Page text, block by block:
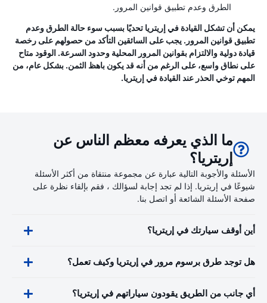
الطرق وعدم تطبيق قوانين المرور.
يمكن أن تشكل القيادة في إريتريا تحديًا بسبب سوء حالة الطرق وعدم
تطبيق قوانين المرور. يجب على السائقين التأكد من حصولهم على رخصة
قيادة دولية والالتزام بقوانين المرور المحلية وحدود السرعة. الوقود متاح
على نطاق واسع، على الرغم من أنه قد يكون باهظ الثمن. بشكل عام، من
المهم توخي الحذر عند القيادة في إريتريا.
ما الذي يعرفه معظم الناس عن
إريتريا؟
الأسئلة والأجوبة التالية عبارة عن مجموعة منتقاة من أكثر الأسئلة
شيوعًا في إريتريا. إذا لم تجد إجابة لسؤالك ، فقم بإلقاء نظرة على
صفحة الأسئلة الشائعة أو اتصل بنا.
أين أوقف سيارتك في إريتريا؟
هل توجد طرق برسوم مرور في إريتريا وكيف تعمل؟
أي جانب من الطريق يقودون سياراتهم في إريتريا؟